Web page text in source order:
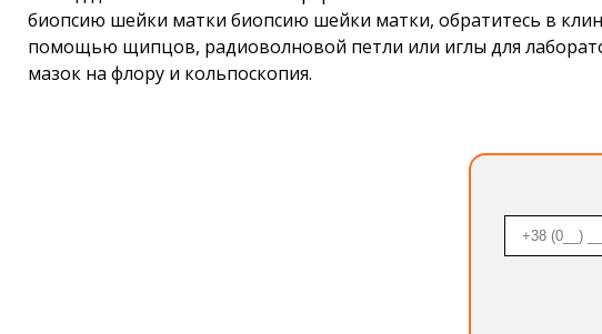
биопсию шейки матки биопсию шейки матки, обратитесь в
помощью щипцов, радиоволновой петли или иглы для
мазок на флору и кольпоскопия.